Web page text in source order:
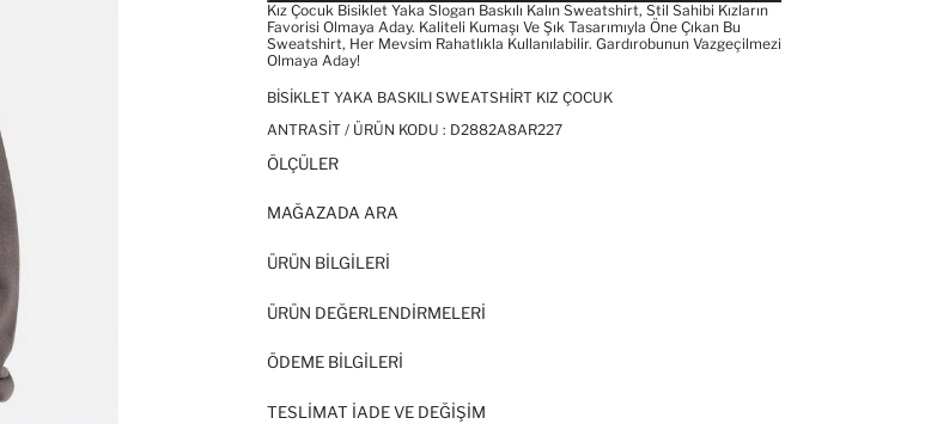
Kız Çocuk Bisiklet Yaka Slogan Baskılı Kalın Sweatshirt, Stil Sahibi Kızların
Favorisi Olmaya Aday. Kaliteli Kumaşı Ve Şık Tasarımıyla Öne Çıkan Bu
Sweatshirt, Her Mevsim Rahatlıkla Kullanılabilir. Gardırobunun Vazgeçilmezi
Olmaya Aday!
BISIKLET YAKA BASKILI SWEATSHIRT KIZ ÇOCUK
ANTRASIT / ÜRÜN KODU : D2882A8AR227
ÖLÇÜLER
MAĞAZADA ARA
ÜRÜN BILGILERI
ÜRÜN DEĞERLENDİRMELERİ
ÖDEME BİLGİLERİ
TESLIMAT İADE VE DEĞIŞIM